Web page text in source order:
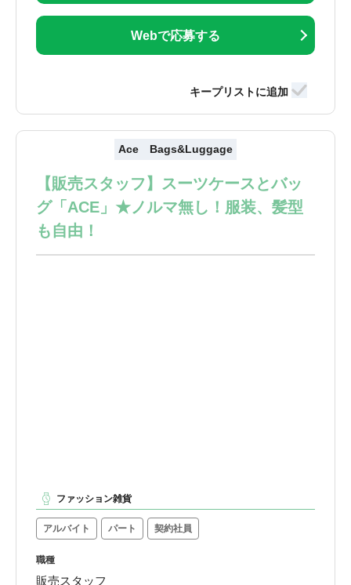
Webで応募する
Ace Bags&Luggage
【販売スタッフ】スーツケースとバッ
グ「ACE」★ノルマ無し！服装、髪型
も自由！
ファッション雑貨
アルバイト パート 契約社員
職種
販売スタッフ